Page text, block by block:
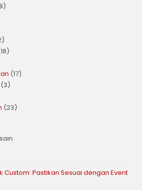
18
17
3
23
Custom: Pastikan Sesuai dengan Event